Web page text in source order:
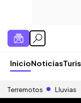
InicioNoticias
Terremotos Lluvias